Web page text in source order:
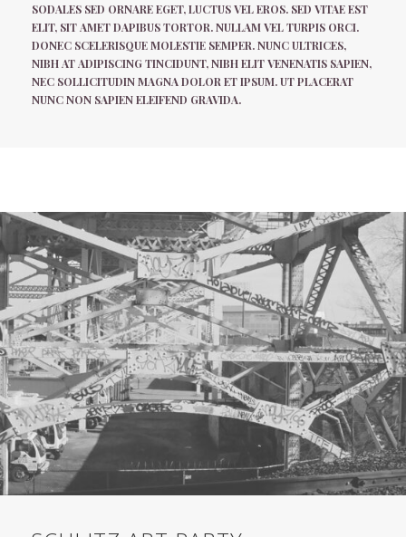
SODALES SED ORNARE EGET, LUCTUS VEL EROS. SED VITAE EST
ELIT, SIT AMET DAPIBUS TORTOR. NULLAM VEL TURPIS ORCI.
DONEC SCELERISQUE MOLESTIE SEMPER. NUNC ULTRICES,
NIBH AT ADIPISCING TINCIDUNT, NIBH ELIT VENENATIS SAPIEN,
NEC SOLLICITUDIN MAGNA DOLOR ET IPSUM. UT PLACERAT
NUNC NON SAPIEN ELEIFEND GRAVIDA.